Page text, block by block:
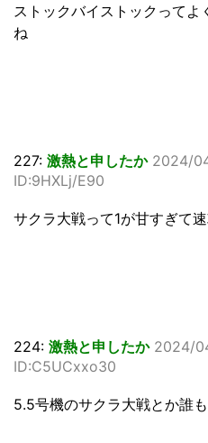
ストックバイストックってよ
ね
227: 激熱と申したか 2024/
ID:9HXLj/E90
サクラ大戦って1が甘すぎて
224: 激熱と申したか 2024/
ID:C5UCxxo30
5.5号機のサクラ大戦とか誰